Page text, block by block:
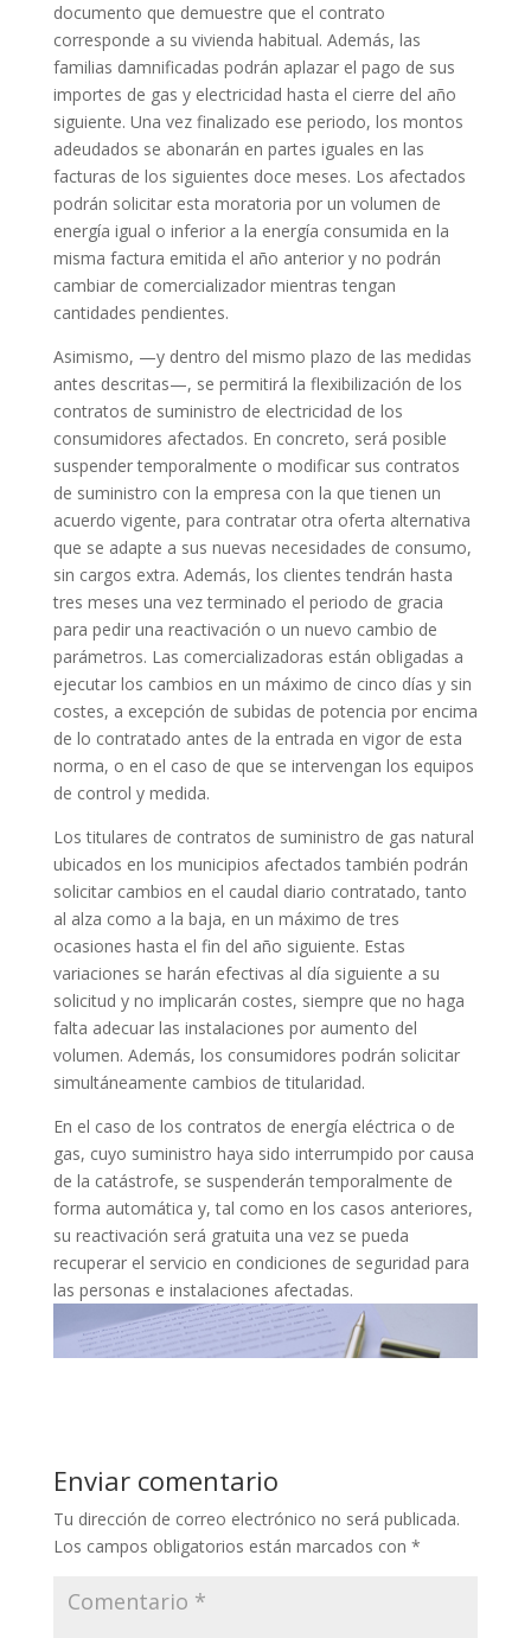
documento que demuestre que el contrato
corresponde a su vivienda habitual. Además, las
familias damnificadas podrán aplazar el pago de sus
importes de gas y electricidad hasta el cierre del año
siguiente. Una vez finalizado ese periodo, los montos
adeudados se abonarán en partes iguales en las
facturas de los siguientes doce meses. Los afectados
podrán solicitar esta moratoria por un volumen de
energía igual o inferior a la energía consumida en la
misma factura emitida el año anterior y no podrán
cambiar de comercializador mientras tengan
cantidades pendientes.
Asimismo, —y dentro del mismo plazo de las medidas
antes descritas—, se permitirá la flexibilización de los
contratos de suministro de electricidad de los
consumidores afectados. En concreto, será posible
suspender temporalmente o modificar sus contratos
de suministro con la empresa con la que tienen un
acuerdo vigente, para contratar otra oferta alternativa
que se adapte a sus nuevas necesidades de consumo,
sin cargos extra. Además, los clientes tendrán hasta
tres meses una vez terminado el periodo de gracia
para pedir una reactivación o un nuevo cambio de
parámetros. Las comercializadoras están obligadas a
ejecutar los cambios en un máximo de cinco días y sin
costes, a excepción de subidas de potencia por encima
de lo contratado antes de la entrada en vigor de esta
norma, o en el caso de que se intervengan los equipos
de control y medida.
Los titulares de contratos de suministro de gas natural
ubicados en los municipios afectados también podrán
solicitar cambios en el caudal diario contratado, tanto
al alza como a la baja, en un máximo de tres
ocasiones hasta el fin del año siguiente. Estas
variaciones se harán efectivas al día siguiente a su
solicitud y no implicarán costes, siempre que no haga
falta adecuar las instalaciones por aumento del
volumen. Además, los consumidores podrán solicitar
simultáneamente cambios de titularidad.
En el caso de los contratos de energía eléctrica o de
gas, cuyo suministro haya sido interrumpido por causa
de la catástrofe, se suspenderán temporalmente de
forma automática y, tal como en los casos anteriores,
su reactivación será gratuita una vez se pueda
recuperar el servicio en condiciones de seguridad para
las personas e instalaciones afectadas.
Enviar comentario
Tu dirección de correo electrónico no será publicada.
Los campos obligatorios están marcados con *